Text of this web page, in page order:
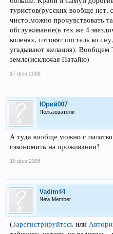
туристов(русских вообще нет,
чисто,можно прочувствовать
обслуживание(в тех же 4
коленях, готовят постель ко
угадывают желания). Вообщем
земле(исключая Патайю)
17 фев 2008
Юрий007
Пользователи
А туда вообще можно с
сэкономить на проживании?
19 фев 2008
Vadim44
New Member
(Зарегистрируйтесь или